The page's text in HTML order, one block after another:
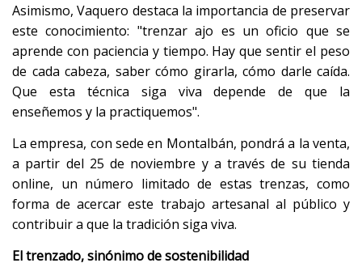
Asimismo, Vaquero destaca la importancia de preservar
este conocimiento: "trenzar ajo es un oficio que se
aprende con paciencia y tiempo. Hay que sentir el peso
de cada cabeza, saber cómo girarla, cómo darle caída.
Que esta técnica siga viva depende de que la
enseñemos y la practiquemos".
La empresa, con sede en Montalbán, pondrá a la venta,
a partir del 25 de noviembre y a través de su tienda
online, un número limitado de estas trenzas, como
forma de acercar este trabajo artesanal al público y
contribuir a que la tradición siga viva.
El trenzado, sinónimo de sostenibilidad